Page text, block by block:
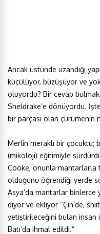
Ancak üstünde uzandığı
küçülüyor, büzüşüyor ve
oluyordu? Bir cevap bulmak
Sheldrake’e dönüyordu.
bir parçası olan çürümenin
Merlin meraklı bir çocuktu;
(mikoloji) eğitimiyle
Cooke, onunla mantarlarla
olduğunu öğrendiği yerde
Asya’da mantarlar binlerce
diyor ve ekliyor “Çin’de,
yetiştirileceğini bulan insan
Batı’da ihmal edildi.”